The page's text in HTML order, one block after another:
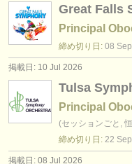
Great Falls
Principal
締め切り日: 08 Sep
掲載日: 10 Jul 2026
Tulsa
Principal
(セッションごと,
締め切り日: 22 Sep
掲載日: 08 Jul 2026